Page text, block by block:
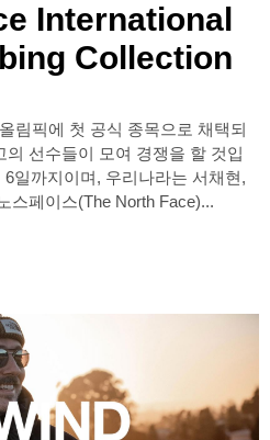
International
Collection
림픽에 첫 공식 종목으로 채택되
선수들이 모여 경쟁을 할 것입
일까지이며, 우리나라는 서채현,
종원 선수가 참가합니다. 노스페이스(The North Face)...